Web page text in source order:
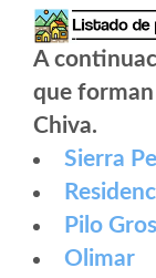
A
que
Chiva.
Sierra
Pilo Gros
Olimar